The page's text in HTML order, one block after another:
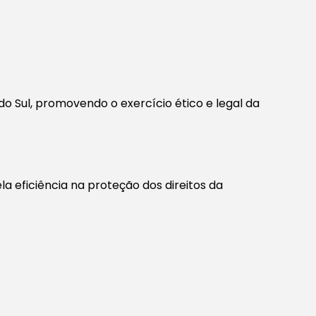
Sul, promovendo o exercício ético e legal da
eficiência na proteção dos direitos da